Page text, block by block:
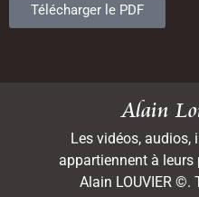
Télécharger le PDF
Alain
Les vidéos, audios,
appartiennent à
Alain LOUVIER ©.